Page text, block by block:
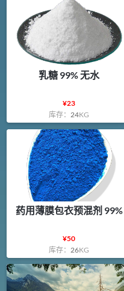
乳糖 99% 无水
¥23
库存： 24KG
药用薄膜包衣预混剂 99%
¥50
库存： 26KG